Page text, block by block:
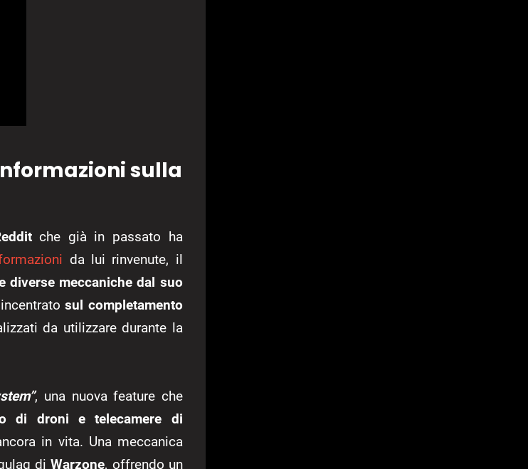
sulla
che già in passato ha
da lui rinvenute, il
diverse meccaniche dal suo
sul completamento
da utilizzare durante la
, una nuova feature che
di droni e telecamere di
in vita. Una meccanica
diWarzone, offrendo un